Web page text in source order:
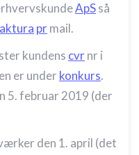
ApSså
prmail.
kundens cvrnr i
er under konkurs.
5. februar 2019 (der
den 1. april (det